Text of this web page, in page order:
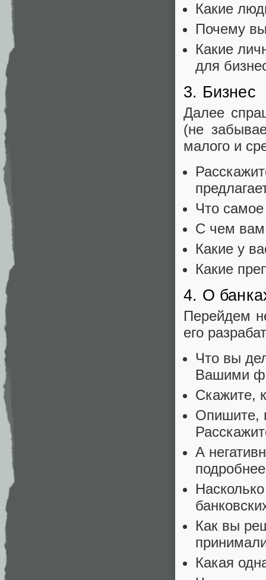
Какие
Почему
Какие
для
3. Бизнес
Далее
(не
малого и
Что
С чем вам
Какие у
Какие
4. О
Перейдем
его
Что вы
Вашими
Скажите,
Опишите,
А
Как вы
Какая